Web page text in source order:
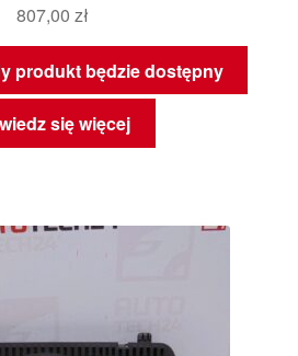
807,00 zł
produkt będzie dostępny
się więcej